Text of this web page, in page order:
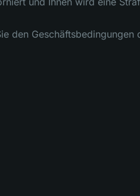
den Geschäftsbedingungen